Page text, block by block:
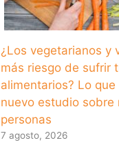
¿Los vegetarianos y
más riesgo de sufrir
alimentarios? Lo
nuevo estudio sobre
personas
7 agosto, 2026